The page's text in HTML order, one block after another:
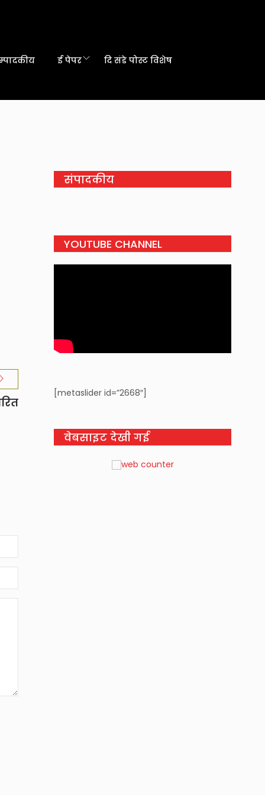
ई पेपर दि संडे पोस्ट विशेष
संपादकीय
YOUTUBE CHANNEL
[metaslider id=”2668″]
वेबसाइट देखी गई